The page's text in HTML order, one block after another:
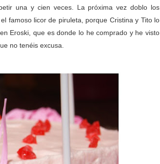
una y cien veces. La próxima vez doblo los
famoso licor de piruleta, porque Cristina y Tito lo
Eroski, que es donde lo he comprado y he visto
no tenéis excusa.